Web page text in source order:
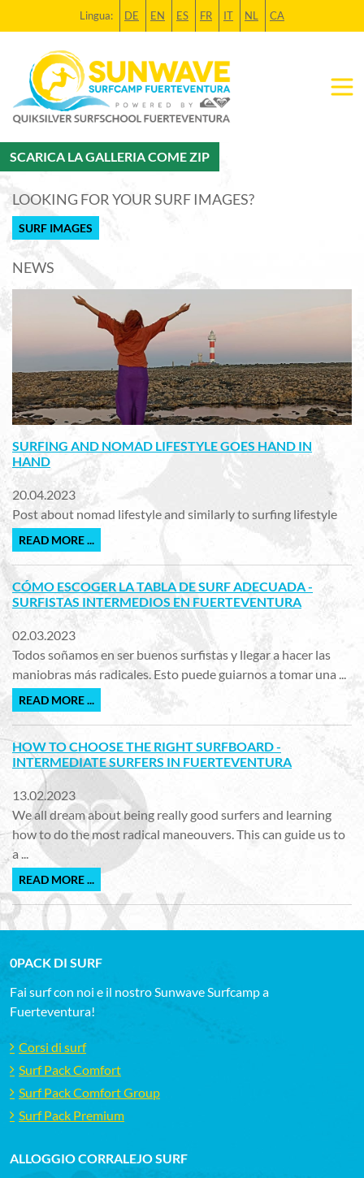
Lingua: DE EN ES FR IT NL CA
SCARICA LA GALLERIA COME ZIP
LOOKING FOR YOUR SURF IMAGES?
SURF IMAGES
NEWS
SURFING AND NOMAD LIFESTYLE GOES HAND IN
HAND
20.04.2023
Post about nomad lifestyle and similarly to surfing lifestyle
READ MORE ...
CÓMO ESCOGER LA TABLA DE SURF ADECUADA -
SURFISTAS INTERMEDIOS EN FUERTEVENTURA
02.03.2023
Todos soñamos en ser buenos surfistas y llegar a hacer las
maniobras más radicales. Esto puede guiarnos a tomar una ...
READ MORE ...
HOW TO CHOOSE THE RIGHT SURFBOARD -
INTERMEDIATE SURFERS IN FUERTEVENTURA
13.02.2023
We all dream about being really good surfers and learning
how to do the most radical maneouvers. This can guide us to
a ...
READ MORE ...
0PACK DI SURF
Fai surf con noi e il nostro Sunwave Surfcamp a
Fuerteventura!
Corsi di surf
Surf Pack Comfort
Surf Pack Comfort Group
Surf Pack Premium
ALLOGGIO CORRALEJO SURF